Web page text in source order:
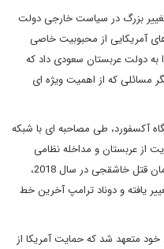
بزرگ در سیاست خارجی دولت
آمریکایی از محبوبیت خاصی
به دولت عربستان سعودی داد که
مسائلی که از اهمیت ویژه ای
آکسفورد، طی مصاحبه ای با شبکه
از عربستان و مداخله نظامی
امارات در یمن امری تعجب آور نیست. از زمان قتل خاشقجی در سال 2018،
یافته و دوناد ترامپ آخرین خط
خود متعهد شد که حمایت آمریکا از